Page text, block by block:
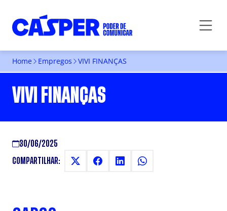
Home Empregos VIVI FINANÇAS
VIVI FINANÇAS
30/06/2025
COMPARTILHAR: